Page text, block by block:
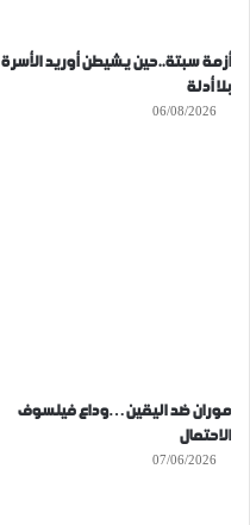
أزمة سبتة..حين يشيطن أوريد الأسرة
بلا أدلة
06/08/2026
موران ضد اليقين…وداع فيلسوف
الاحتمال
07/06/2026